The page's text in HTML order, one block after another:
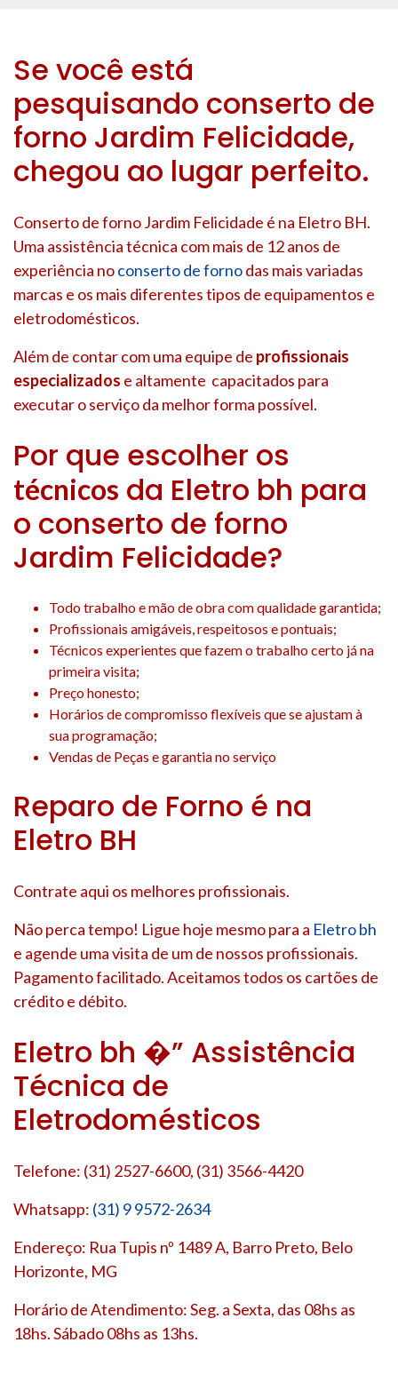
Se você está
pesquisando conserto de
forno Jardim Felicidade,
chegou ao lugar perfeito.
Conserto de forno Jardim Felicidade é na Eletro BH.
Uma assistência técnica com mais de 12 anos de
experiência noconserto de fornodas mais variadas
marcas e os mais diferentes tipos de equipamentos e
eletrodomésticos.
Além de contar com uma equipe de profissionais
especializados e altamente capacitados para
executar o serviço da melhor forma possível.
Por que escolher os
técnicos da Eletro bh para
o conserto de forno
Jardim Felicidade?
Todo trabalho e mão de obra com qualidade garantida;
Profissionais amigáveis, respeitosos e pontuais;
Técnicos experientes que fazem o trabalho certo já na
primeira visita;
Preço honesto;
Horários de compromisso flexíveis que se ajustam à
sua programação;
Vendas de Peças e garantia no serviço
Reparo de Forno é na
Eletro BH
Contrate aqui os melhores profissionais.
Não perca tempo! Ligue hoje mesmo para a Eletro bh
e agende uma visita de um de nossos profissionais.
Pagamento facilitado. Aceitamos todos os cartões de
crédito e débito.
Eletro bh �” Assistência
Técnica de
Eletrodomésticos
Telefone: (31) 2527-6600, (31) 3566-4420
Whatsapp: (31) 9 9572-2634
Endereço: Rua Tupis nº 1489 A, Barro Preto, Belo
Horizonte, MG
Horário de Atendimento: Seg. a Sexta, das 08hs as
18hs. Sábado 08hs as 13hs.